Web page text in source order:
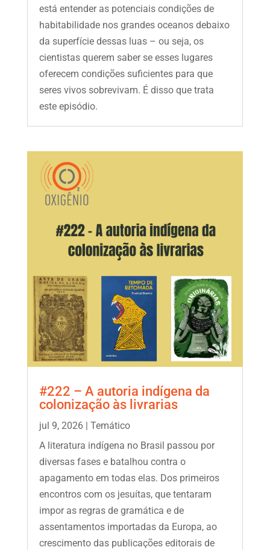
está entender as potenciais condições de
habitabilidade nos grandes oceanos debaixo
da superfície dessas luas – ou seja, os
cientistas querem saber se esses lugares
oferecem condições suficientes para que
seres vivos sobrevivam. É disso que trata
este episódio.
#222 – A autoria indígena da
colonização às livrarias
jul 9, 2026| Temático
A literatura indígena no Brasil passou por
diversas fases e batalhou contra o
apagamento em todas elas. Dos primeiros
encontros com os jesuítas, que tentaram
impor as regras de gramática e de
assentamentos importadas da Europa, ao
crescimento das publicações editorais de